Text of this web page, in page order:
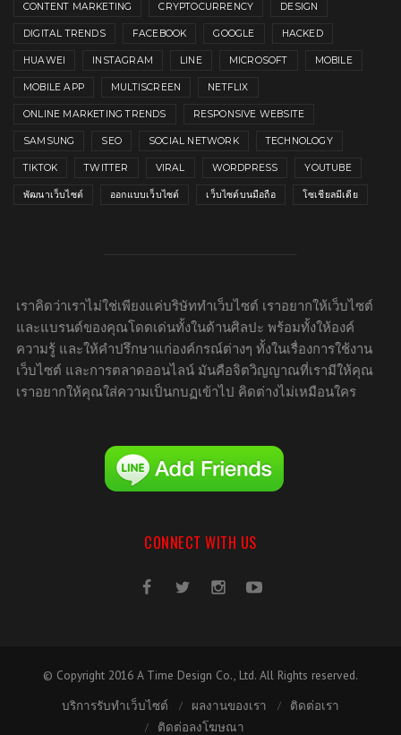
CONTENT MARKETING CRYPTOCURRENCY DESIGN
DIGITAL TRENDS FACEBOOK GOOGLE HACKED
HUAWEI INSTAGRAM LINE MICROSOFT MOBILE
MOBILE APP MULTISCREEN NETFLIX
ONLINE MARKETING TRENDS RESPONSIVE WEBSITE
SAMSUNG SEO SOCIAL NETWORK TECHNOLOGY
TIKTOK TWITTER VIRAL WORDPRESS YOUTUBE
พัฒนาเว็บไซต์ ออกแบบเว็บไซต์ เว็บไซต์บนมือถือ โซเชียลมีเดีย
เราคิดว่าเราไม่ใช่เพียงแค่บริษัททำเว็บไซต์ เราอยากให้เว็บไซต์
และแบรนด์ของคุณโดดเด่นทั้งในด้านศิลปะ พร้อมทั้งให้องค์
ความรู้ และให้คำปรึกษาแก่องค์กรณ์ต่างๆ ทั้งในเรื่องการใช้งาน
เว็บไซต์ และการตลาดออนไลน์ มันคือจิตวิญญาณที่เรามีให้คุณ
เราอยากให้คุณใส่ความเป็นกบฏเข้าไป คิดต่างไม่เหมือนใคร
CONNECT WITH US
© Copyright 2016 A Time Design Co., Ltd. All Rights reserved.
บริการรับทำเว็บไซต์
ผลงานของเรา
ติดต่อเรา
ติดต่อลงโฆษณา